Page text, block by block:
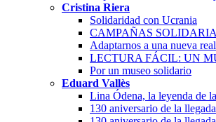
Cristina Riera
Solidaridad con Ucrania
CAMPAÑAS
Adaptarnos a una nueva
LECTURA FÁCIL: UN
Por un museo solidario
Eduard Vallès
Lina Ódena, la leyenda de
130 aniversario de la